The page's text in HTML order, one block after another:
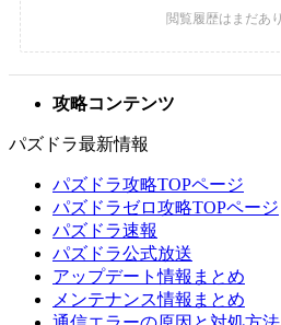
攻略コンテンツ
パズドラ最新情報
パズドラ攻略TOPページ
パズドラゼロ攻略TOPページ
パズドラ速報
パズドラ公式放送
アップデート情報まとめ
メンテナンス情報まとめ